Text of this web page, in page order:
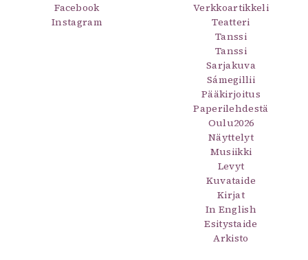
Facebook
Instagram
Verkkoartikkeli
Teatteri
Tanssi
Tanssi
Sarjakuva
Sámegillii
Pääkirjoitus
Paperilehdestä
Oulu2026
Näyttelyt
Musiikki
Levyt
Kuvataide
Kirjat
In English
Esitystaide
Arkisto